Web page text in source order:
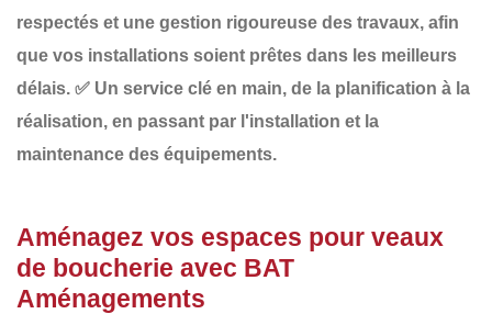
respectés et une gestion rigoureuse des travaux, afin
que vos installations soient prêtes dans les meilleurs
délais. ✅ Un service clé en main, de la planification à la
réalisation, en passant par l'installation et la
maintenance des équipements.
Aménagez vos espaces pour veaux
de boucherie avec BAT
Aménagements